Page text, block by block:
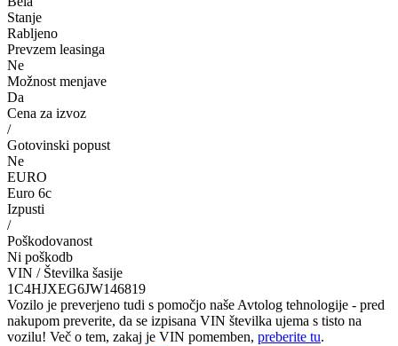
Stanje
Rabljeno
Prevzem leasinga
Ne
Možnost menjave
Da
Cena za izvoz
/
Gotovinski popust
Ne
EURO
Euro 6c
Izpusti
/
Poškodovanost
Ni poškodb
VIN / Številka šasije
1C4HJXEG6JW146819
Vozilo je preverjeno tudi s pomočjo naše Avtolog tehnologije - pred
nakupom preverite, da se izpisana VIN številka ujema s tisto na
vozilu! Več o tem, zakaj je VIN pomemben, preberite tu.